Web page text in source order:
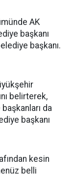
AK
başkanı
başkanı.
belirterek,
da
başkanı
kesin
belli